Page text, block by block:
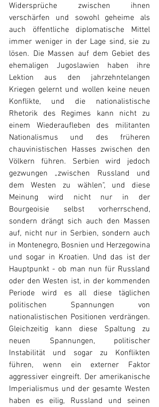
Widersprüche zwischen ihnen
verschärfen und sowohl geheime als
auch öffentliche diplomatische Mittel
immer weniger in der Lage sind, sie zu
lösen. Die Massen auf dem Gebiet des
ehemaligen Jugoslawien haben ihre
Lektion aus den jahrzehntelangen
Kriegen gelernt und wollen keine neuen
Konflikte, und die nationalistische
Rhetorik des Regimes kann nicht zu
einem Wiederaufleben des militanten
Nationalismus und des früheren
chauvinistischen Hasses zwischen den
Völkern führen. Serbien wird jedoch
gezwungen „zwischen Russland und
dem Westen zu wählen", und diese
Meinung wird nicht nur in der
Bourgeoisie selbst vorherrschend,
sondern drängt sich auch den Massen
auf, nicht nur in Serbien, sondern auch
in Montenegro, Bosnien und Herzegowina
und sogar in Kroatien. Und das ist der
Hauptpunkt - ob man nun für Russland
oder den Westen ist, in der kommenden
Periode wird es all diese täglichen
politischen Spannungen von
nationalistischen Positionen verdrängen.
Gleichzeitig kann diese Spaltung zu
neuen Spannungen, politischer
Instabilität und sogar zu Konflikten
führen, wenn ein externer Faktor
aggressiver eingreift. Der amerikanische
Imperialismus und der gesamte Westen
haben es eilig, Russland und seinen